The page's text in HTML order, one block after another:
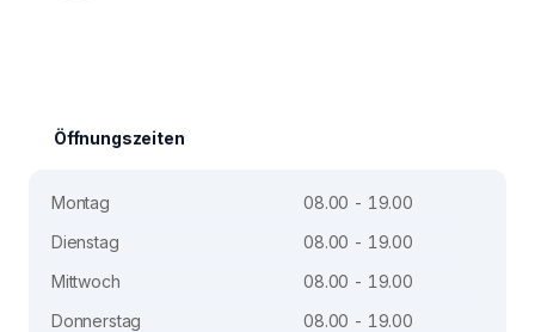
Öffnungszeiten
Montag
08.00 - 19.00
Dienstag
08.00 - 19.00
Mittwoch
08.00 - 19.00
Donnerstag
08.00 - 19.00